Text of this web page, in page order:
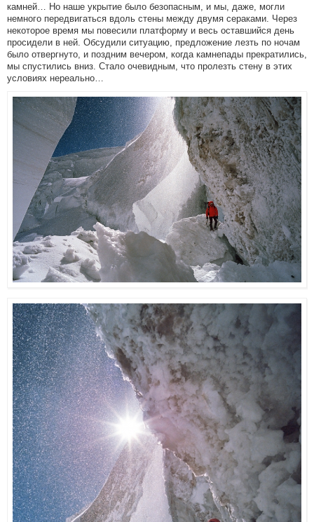
камней… Но наше укрытие было безопасным, и мы, даже, могли
немного передвигаться вдоль стены между двумя сераками. Через
некоторое время мы повесили платформу и весь оставшийся день
просидели в ней. Обсудили ситуацию, предложение лезть по ночам
было отвергнуто, и поздним вечером, когда камнепады прекратились,
мы спустились вниз. Стало очевидным, что пролезть стену в этих
условиях нереально…